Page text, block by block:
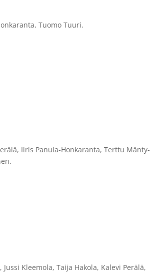
Tuomo Tuuri.
Iiris Panula-Honkaranta, Terttu Mänty-
Kleemola, Taija Hakola, Kalevi Perälä,